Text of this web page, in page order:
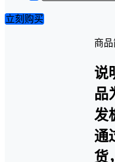
立刻购买
商
说
品
发
通
货